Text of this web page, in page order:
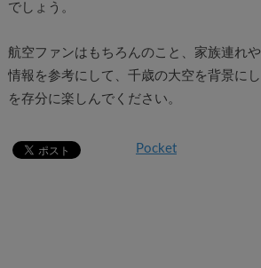
でしょう。
航空ファンはもちろんのこと、家族連れ
情報を参考にして、千歳の大空を背景に
を存分に楽しんでください。
Pocket